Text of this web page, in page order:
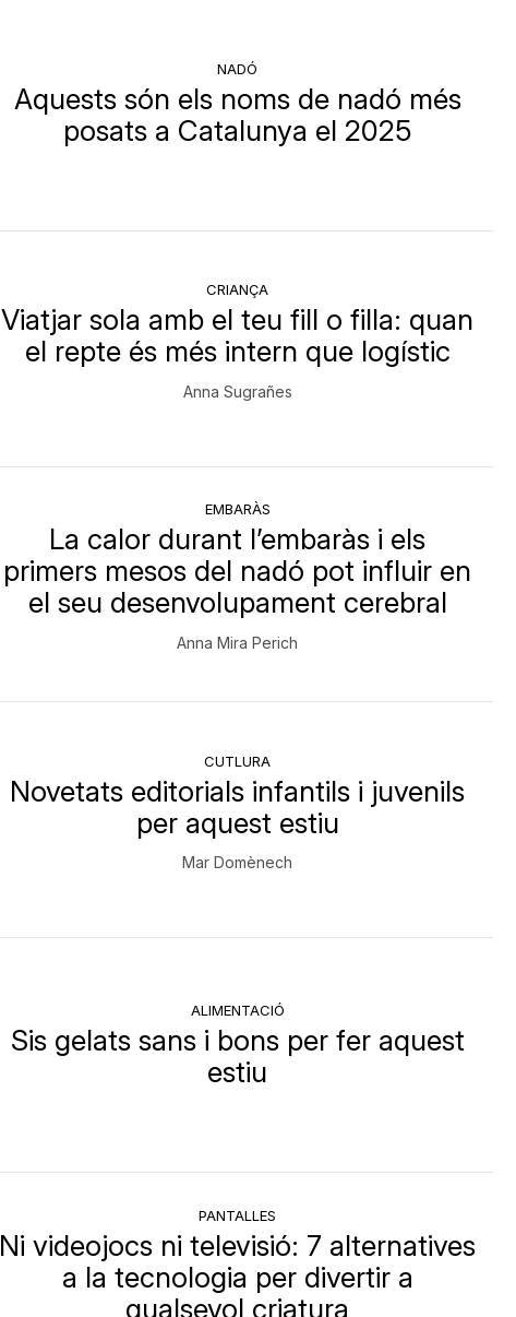
NADÓ
Aquests són els noms de nadó més
posats a Catalunya el 2025
CRIANÇA
Viatjar sola amb el teu fill o filla: quan
el repte és més intern que logístic
Anna Sugrañes
EMBARÀS
La calor durant l’embaràs i els
primers mesos del nadó pot influir en
el seu desenvolupament cerebral
Anna Mira Perich
CUTLURA
Novetats editorials infantils i juvenils
per aquest estiu
Mar Domènech
ALIMENTACIÓ
Sis gelats sans i bons per fer aquest
estiu
PANTALLES
Ni videojocs ni televisió: 7 alternatives
a la tecnologia per divertir a
qualsevol criatura